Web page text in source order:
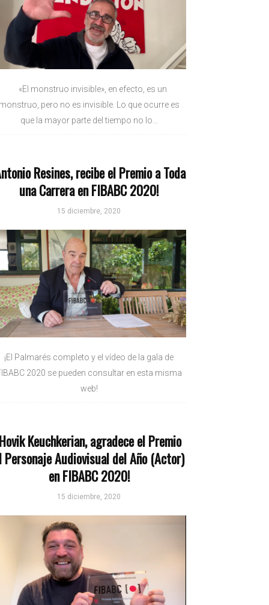
«El monstruo invisible», en efecto, es un
pero no es invisible. Lo que ocurre es
que la mayor parte del tiempo no lo...
Resines, recibe el Premio a Toda
una Carrera en FIBABC 2020!
15 diciembre, 2020
¡El Palmarés completo y el vídeo de la gala de
2020 se pueden consultar en esta misma
web!
Keuchkerian, agradece el Premio
Personaje Audiovisual del Año (Actor)
en FIBABC 2020!
15 diciembre, 2020